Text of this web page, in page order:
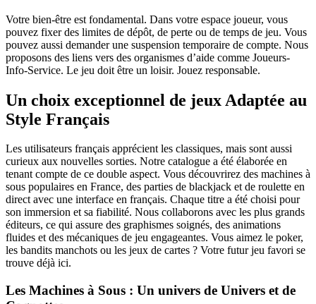
Votre bien-être est fondamental. Dans votre espace joueur, vous
pouvez fixer des limites de dépôt, de perte ou de temps de jeu. Vous
pouvez aussi demander une suspension temporaire de compte. Nous
proposons des liens vers des organismes d’aide comme Joueurs-
Info-Service. Le jeu doit être un loisir. Jouez responsable.
Un choix exceptionnel de jeux Adaptée au
Style Français
Les utilisateurs français apprécient les classiques, mais sont aussi
curieux aux nouvelles sorties. Notre catalogue a été élaborée en
tenant compte de ce double aspect. Vous découvrirez des machines à
sous populaires en France, des parties de blackjack et de roulette en
direct avec une interface en français. Chaque titre a été choisi pour
son immersion et sa fiabilité. Nous collaborons avec les plus grands
éditeurs, ce qui assure des graphismes soignés, des animations
fluides et des mécaniques de jeu engageantes. Vous aimez le poker,
les bandits manchots ou les jeux de cartes ? Votre futur jeu favori se
trouve déjà ici.
Les Machines à Sous : Un univers de Univers et de